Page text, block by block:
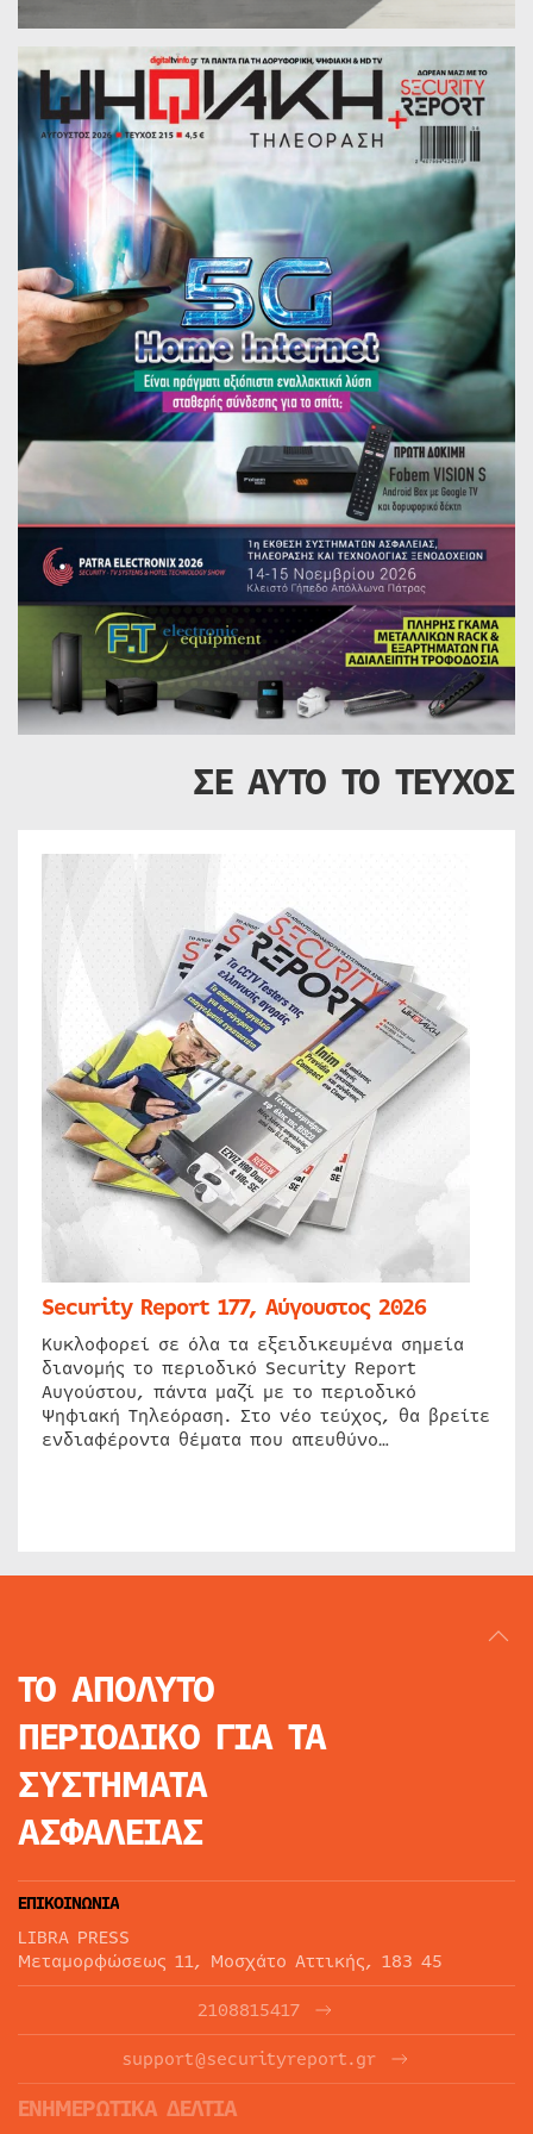
ΣΕ ΑΥΤΟ ΤΟ ΤΕΥΧΟΣ
Security Report 177, Αύγουστος 2026
Κυκλοφορεί σε όλα τα εξειδικευμένα σημεία
διανομής το περιοδικό Security Report
Αυγούστου, πάντα μαζί με το περιοδικό
Ψηφιακή Τηλεόραση. Στο νέο τεύχος, θα βρείτε
ενδιαφέροντα θέματα που απευθύνο…
ΤΟ ΑΠΟΛΥΤΟ
ΠΕΡΙΟΔΙΚΟ ΓΙΑ ΤΑ
ΣΥΣΤΗΜΑΤΑ
ΑΣΦΑΛΕΙΑΣ
ΕΠΙΚΟΙΝΩΝΙΑ
LIBRA PRESS
Μεταμορφώσεως 11, Μοσχάτο Αττικής, 183 45
2108815417
support@securityreport.gr
ΕΝΗΜΕΡΩΤΙΚΑ ΔΕΛΤΙΑ